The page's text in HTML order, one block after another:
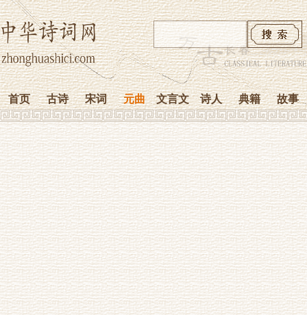
首页 古诗 宋词 元曲 文言文 诗人 典籍 故事